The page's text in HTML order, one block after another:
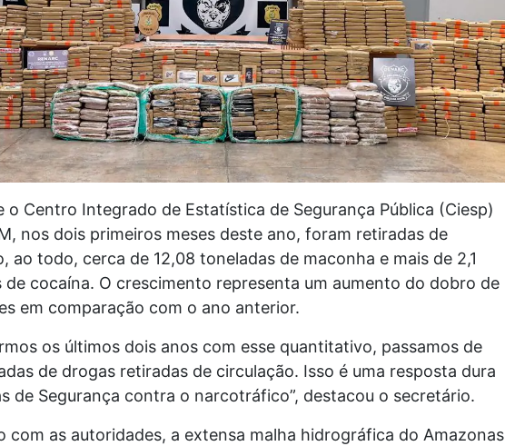
o Centro Integrado de Estatística de Segurança Pública (Ciesp)
nos dois primeiros meses deste ano, foram retiradas de
ao todo, cerca de 12,08 toneladas de maconha e mais de 2,1
de cocaína. O crescimento representa um aumento do dobro de
em comparação com o ano anterior.
os últimos dois anos com esse quantitativo, passamos de
de drogas retiradas de circulação. Isso é uma resposta dura
de Segurança contra o narcotráfico”, destacou o secretário.
com as autoridades, a extensa malha hidrográfica do Amazonas